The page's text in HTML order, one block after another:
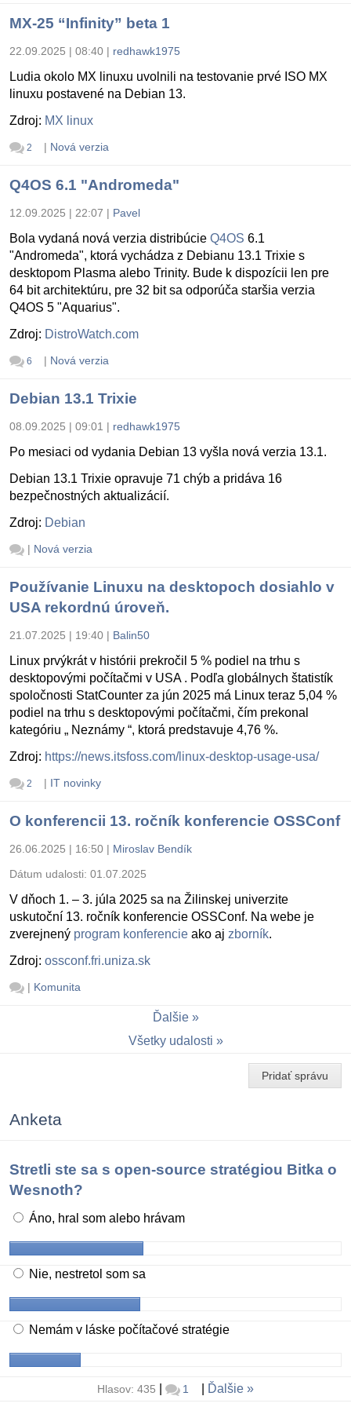
MX-25 “Infinity” beta 1
22.09.2025 | 08:40 | redhawk1975
Ludia okolo MX linuxu uvolnili na testovanie prvé ISO MX
linuxu postavené na Debian 13.
Zdroj: MX linux
2 | Nová verzia
Q4OS 6.1 "Andromeda"
12.09.2025 | 22:07 | Pavel
Bola vydaná nová verzia distribúcie Q4OS 6.1
"Andromeda", ktorá vychádza z Debianu 13.1 Trixie s
desktopom Plasma alebo Trinity. Bude k dispozícii len pre
64 bit architektúru, pre 32 bit sa odporúča staršia verzia
Q4OS 5 "Aquarius".
Zdroj: DistroWatch.com
6 | Nová verzia
Debian 13.1 Trixie
08.09.2025 | 09:01 | redhawk1975
Po mesiaci od vydania Debian 13 vyšla nová verzia 13.1.
Debian 13.1 Trixie opravuje 71 chýb a pridáva 16
bezpečnostných aktualizácií.
Zdroj: Debian
| Nová verzia
Používanie Linuxu na desktopoch dosiahlo v
USA rekordnú úroveň.
21.07.2025 | 19:40 | Balin50
Linux prvýkrát v histórii prekročil 5 % podiel na trhu s
desktopovými počítačmi v USA . Podľa globálnych štatistík
spoločnosti StatCounter za jún 2025 má Linux teraz 5,04 %
podiel na trhu s desktopovými počítačmi, čím prekonal
kategóriu „ Neznámy “, ktorá predstavuje 4,76 %.
Zdroj: https://news.itsfoss.com/linux-desktop-usage-usa/
2 | IT novinky
O konferencii 13. ročník konferencie OSSConf
26.06.2025 | 16:50 | Miroslav Bendík
Dátum udalosti: 01.07.2025
V dňoch 1. – 3. júla 2025 sa na Žilinskej univerzite
uskutoční 13. ročník konferencie OSSConf. Na webe je
zverejnený program konferencie ako aj zborník.
Zdroj: ossconf.fri.uniza.sk
| Komunita
Ďalšie
Všetky udalosti
Pridať správu
Anketa
Stretli ste sa s open-source stratégiou Bitka o
Wesnoth?
Áno, hral som alebo hrávam
Nie, nestretol som sa
Nemám v láske počítačové stratégie
Hlasov: 435 1 Ďalšie